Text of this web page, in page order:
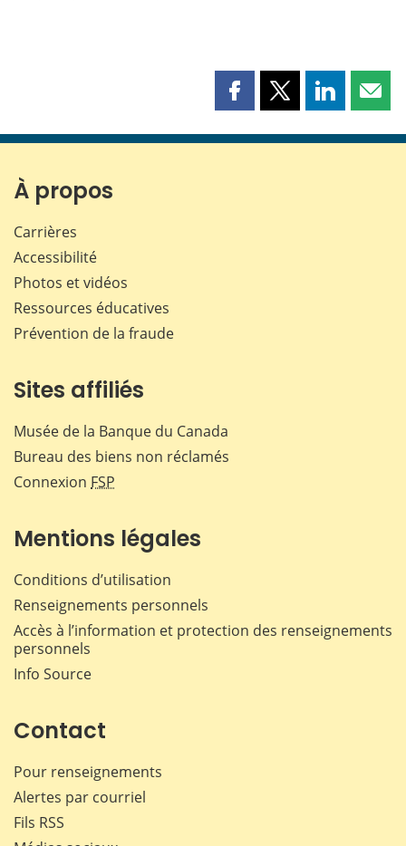
Partager
page
Partager
page
Partager
page page
À propos
Carrières
Accessibilité
Photos et vidéos
Ressources éducatives
Prévention de la fraude
Sites affiliés
Musée de la Banque du Canada
Bureau des biens non réclamés
Connexion FSP
Mentions légales
Conditions d’utilisation
Renseignements personnels
Accès à l’information et protection des renseignements
personnels
Info Source
Contact
Pour renseignements
Alertes par courriel
Fils RSS